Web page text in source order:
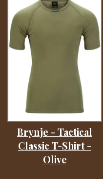
Brynje - Tactical
Classic T-Shirt -
Olive